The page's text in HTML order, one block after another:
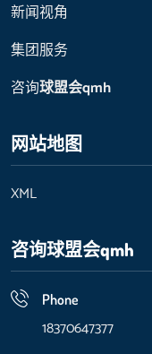
新闻视角
集团服务
咨询球盟会qmh
网站地图
XML
咨询球盟会qmh
Phone
18370647377